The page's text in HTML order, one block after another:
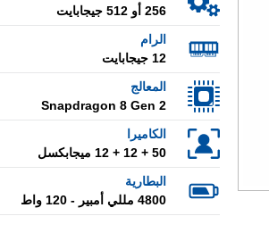
256 أو 512 جيجابايت
الرام
12 جيجابايت
المعالج
Snapdragon 8 Gen 2
الكاميرا
50 + 12 + 12 ميجابكسل
البطارية
4800 مللي أمبير - 120 واط